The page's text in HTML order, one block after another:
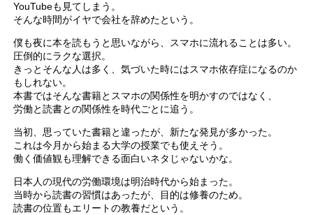
YouTubeも見てしまう。
そんな時間がイヤで会社を辞めたという。
僕も夜に本を読もうと思いながら、スマホに流れることは多い。
圧倒的にラクな選択。
きっとそんな人は多く、気づいた時にはスマホ依存症になるのか
もしれない。
本書ではそんな書籍とスマホの関係性を明かすのではなく、
労働と読書との関係性を時代ごとに追う。
当初、思っていた書籍と違ったが、新たな発見が多かった。
これは今月から始まる大学の授業でも使えそう。
働く価値観も理解できる面白いネタじゃないかな。
日本人の現代の労働環境は明治時代から始まった。
当時から読書の習慣はあったが、目的は修養のため。
読書の位置もエリートの教養だという。